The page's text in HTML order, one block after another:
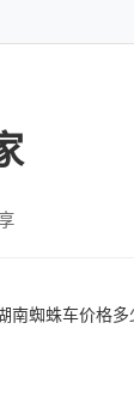
南蜘蛛车价格